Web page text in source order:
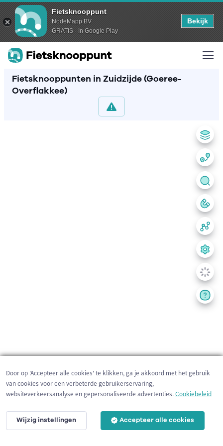
Fietsknooppunt
NodeMapp BV
GRATIS - In Google Play
Bekijk
Fietsknooppunten in Zuidzijde (Goeree-
Overflakkee)
200 m
Door op 'Accepteer alle cookies' te klikken, ga je akkoord met het gebruik
van cookies voor een verbeterde gebruikerservaring,
websiteverkeersanalyse en gepersonaliseerde advertenties.Cookiebeleid
Wijzig instellingen Accepteer alle cookies